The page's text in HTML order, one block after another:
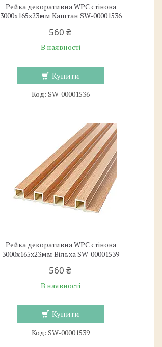
Рейка декоративна WPC стінова
3000х165х23мм Каштан SW-00001536
560 ₴
В наявності
Купити
SW-00001536
Рейка декоративна WPC стінова
3000х165х23мм Вільха SW-00001539
560 ₴
В наявності
Купити
SW-00001539